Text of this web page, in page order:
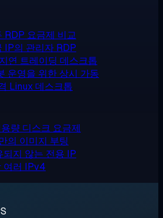
RDP 요금제 비교
IP의 관리자 RDP
연 트레이딩 데스크톱
운영을 위한 상시 가동
Linux 데스크톱
량 디스크 요금제
의 이미지 부팅
되지 않는 전용 IP
여러 IPv4